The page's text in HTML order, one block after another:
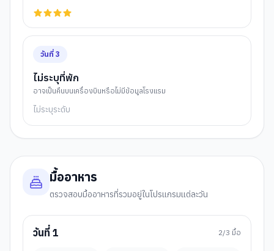
วันที่ 3
ไม่ระบุที่พัก
อาจเป็นคืนบนเครื่องบินหรือไม่มีข้อมูลโรงแรม
ไม่ระบุระดับ
มื้ออาหาร
ตรวจสอบมื้ออาหารที่รวมอยู่ในโปรแกรมแต่ละวัน
วันที่ 1 2/3 มื้อ